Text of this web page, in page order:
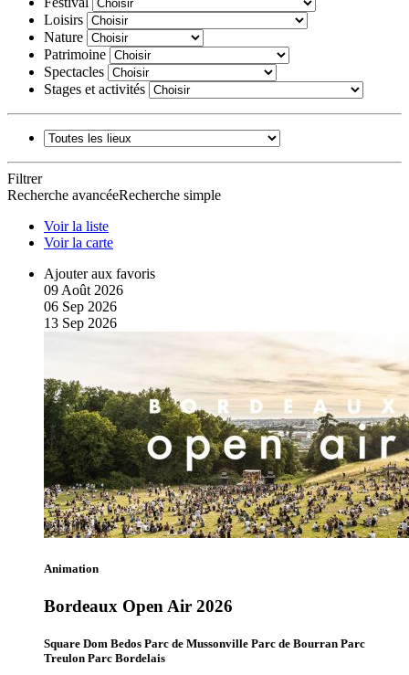
Loisirs
Nature
Patrimoine
Spectacles
Stages et activités
Filtrer
Recherche avancéeRecherche simple
Voir la liste
Voir la carte
Ajouter aux favoris
09 Août 2026
06 Sep 2026
13 Sep 2026
Animation
Bordeaux Open Air 2026
Square Dom Bedos Parc de Mussonville Parc de Bourran Parc
Treulon Parc Bordelais